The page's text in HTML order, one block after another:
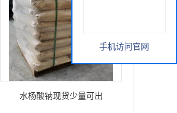
水杨酸钠现货少量可出
手机访问官网